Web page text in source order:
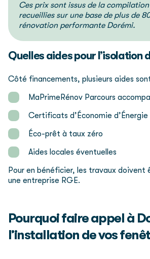
Ces prix sont issus de la
recueillies sur une base de plus de
rénovation performante Dorémi.
Quelles aides pour l’isolation
Côté financements, plusieurs aides
MaPrimeRénov Parcours
Certificats d’Économie d’Énergie
Éco-prêt à taux zéro
Aides locales éventuelles
Pour en bénéficier, les travaux doivent
une entreprise RGE.
Pourquoi faire appel à
l’installation de vos